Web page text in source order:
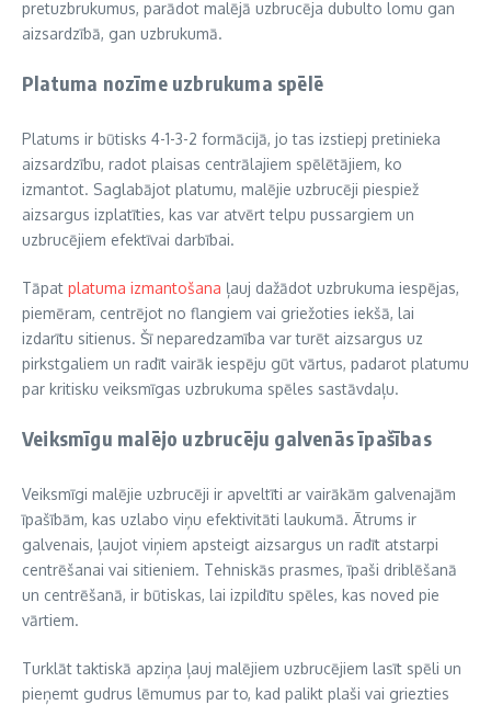
pretuzbrukumus, parādot malējā uzbrucēja dubulto lomu gan
aizsardzībā, gan uzbrukumā.
Platuma nozīme uzbrukuma spēlē
Platums ir būtisks 4-1-3-2 formācijā, jo tas izstiepj pretinieka
aizsardzību, radot plaisas centrālajiem spēlētājiem, ko
izmantot. Saglabājot platumu, malējie uzbrucēji piespiež
aizsargus izplatīties, kas var atvērt telpu pussargiem un
uzbrucējiem efektīvai darbībai.
Tāpat platuma izmantošana ļauj dažādot uzbrukuma iespējas,
piemēram, centrējot no flangiem vai griežoties iekšā, lai
izdarītu sitienus. Šī neparedzamība var turēt aizsargus uz
pirkstgaliem un radīt vairāk iespēju gūt vārtus, padarot platumu
par kritisku veiksmīgas uzbrukuma spēles sastāvdaļu.
Veiksmīgu malējo uzbrucēju galvenās īpašības
Veiksmīgi malējie uzbrucēji ir apveltīti ar vairākām galvenajām
īpašībām, kas uzlabo viņu efektivitāti laukumā. Ātrums ir
galvenais, ļaujot viņiem apsteigt aizsargus un radīt atstarpi
centrēšanai vai sitieniem. Tehniskās prasmes, īpaši driblēšanā
un centrēšanā, ir būtiskas, lai izpildītu spēles, kas noved pie
vārtiem.
Turklāt taktiskā apziņa ļauj malējiem uzbrucējiem lasīt spēli un
pieņemt gudrus lēmumus par to, kad palikt plaši vai griezties